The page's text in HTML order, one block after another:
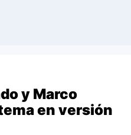
y Marco
en versión